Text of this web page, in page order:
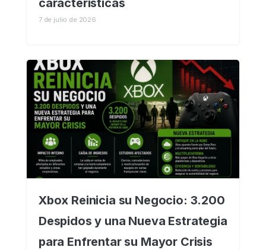
características
7 de julio de 2026
Xbox Reinicia su Negocio: 3.200
Despidos y una Nueva Estrategia
para Enfrentar su Mayor Crisis